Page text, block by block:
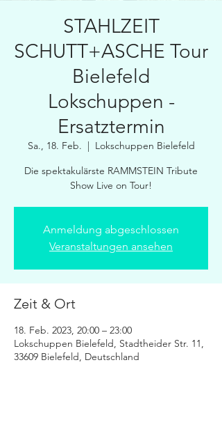
STAHLZEIT
SCHUTT+ASCHE Tour
Bielefeld
Lokschuppen -
Ersatztermin
Sa., 18. Feb.
  |
Lokschuppen Bielefeld
Die spektakulärste RAMMSTEIN Tribute
Show Live on Tour!
Anmeldung abgeschlossen
Veranstaltungen ansehen
Zeit & Ort
18. Feb. 2023, 20:00 – 23:00
Lokschuppen Bielefeld, Stadtheider Str. 11,
33609 Bielefeld, Deutschland